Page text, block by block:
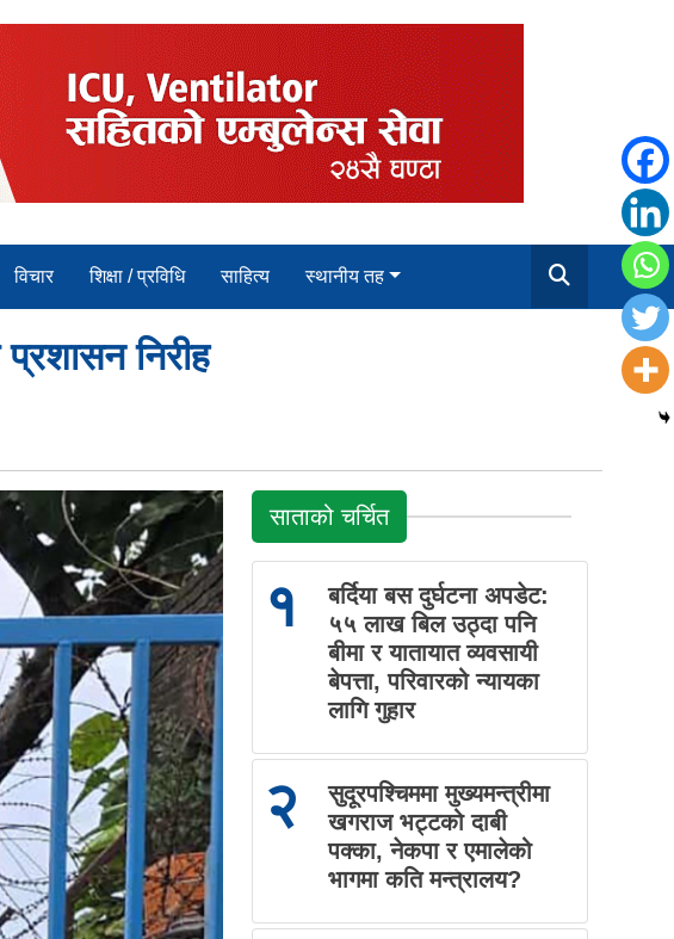
विचार शिक्षा / प्रविधि साहित्य स्थानीय तह
निरीह
साताको चर्चित
१
बर्दिया बस दुर्घटना अपडेट:
५५ लाख बिल उठ्दा पनि
बीमा र यातायात व्यवसायी
बेपत्ता, परिवारको न्यायका
लागि गुहार
२
सुदूरपश्चिममा मुख्यमन्त्रीमा
खगराज भट्टको दाबी
पक्का, नेकपा र एमालेको
भागमा कति मन्त्रालय?